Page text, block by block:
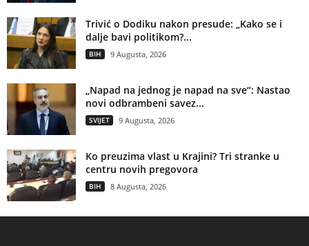
Trivić o Dodiku nakon presude: „Kako se i
dalje bavi politikom?...
BIH 9 Augusta, 2026
„Napad na jednog je napad na sve“: Nastao
novi odbrambeni savez...
SVIJET 9 Augusta, 2026
Ko preuzima vlast u Krajini? Tri stranke u
centru novih pregovora
BIH 8 Augusta, 2026